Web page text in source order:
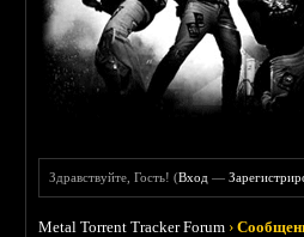
Здравствуйте, Гость! (Вход —
Metal Torrent Tracker Forum ›